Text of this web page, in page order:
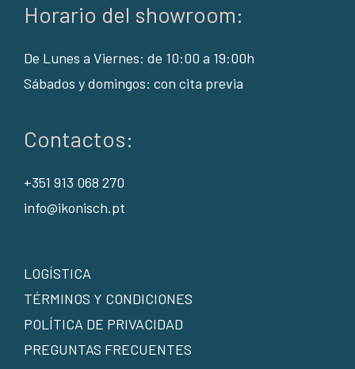
Horario del showroom:
De Lunes a Viernes: de 10:00 a 19:00h
Sábados y domingos: con cita previa
Contactos:
+351 913 068 270
info@ikonisch.pt
LOGÍSTICA
TÉRMINOS Y CONDICIONES
POLÍTICA DE PRIVACIDAD
PREGUNTAS FRECUENTES